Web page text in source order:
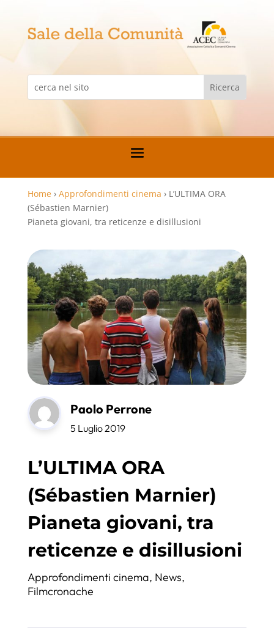
Home › Approfondimenti cinema › L’ULTIMA ORA
(Sébastien Marnier)
Pianeta giovani, tra reticenze e disillusioni
Paolo Perrone
5 Luglio 2019
L’ULTIMA ORA
(Sébastien Marnier)
Pianeta giovani, tra
reticenze e disillusioni
Approfondimenti cinema, News,
Filmcronache